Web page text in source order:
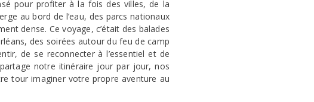
pour profiter à la fois des villes, de la
au bord de l’eau, des parcs nationaux
dense. Ce voyage, c’était des balades
des soirées autour du feu de camp
de se reconnecter à l’essentiel et de
notre itinéraire jour par jour, nos
tour imaginer votre propre aventure au